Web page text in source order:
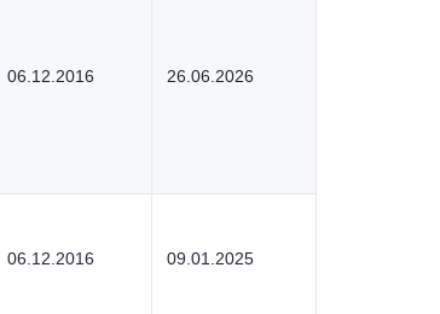
06.12.2016 26.06.2026
06.12.2016 09.01.2025